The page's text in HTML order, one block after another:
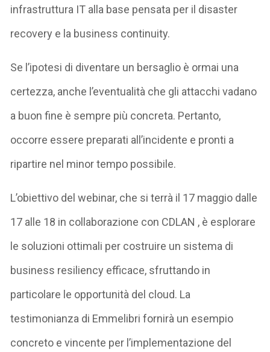
infrastruttura IT alla base pensata per il disaster
recovery e la business continuity.
Se l’ipotesi di diventare un bersaglio è ormai una
certezza, anche l’eventualità che gli attacchi vadano
a buon fine è sempre più concreta. Pertanto,
occorre essere preparati all’incidente e pronti a
ripartire nel minor tempo possibile.
L’obiettivo del webinar, che si terrà il 17 maggio dalle
17 alle 18 in collaborazione con CDLAN , è esplorare
le soluzioni ottimali per costruire un sistema di
business resiliency efficace, sfruttando in
particolare le opportunità del cloud. La
testimonianza di Emmelibri fornirà un esempio
concreto e vincente per l’implementazione del